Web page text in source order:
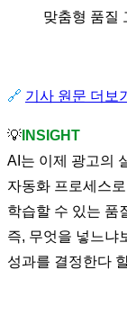
맞춤형 품질
🔗 기사 원문 더보기
💡 INSIGHT
AI는 이제 광고의
자동화 프로세스
학습할 수 있는 품
즉, 무엇을 넣느냐
성과를 결정한다